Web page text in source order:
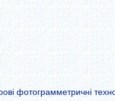
фотограмметричні